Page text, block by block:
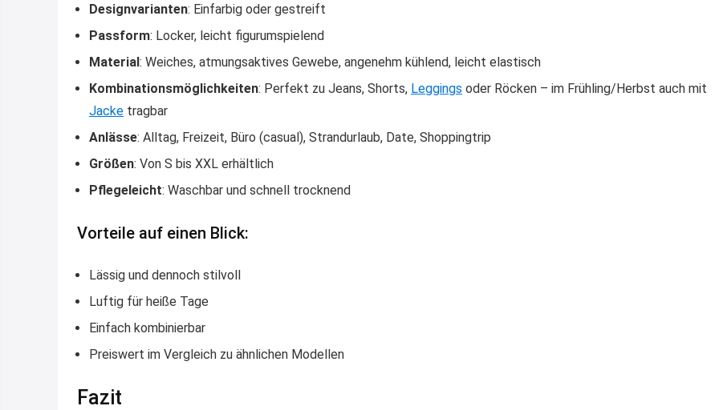
Designvarianten: Einfarbig oder gestreift
Passform: Locker, leicht figurumspielend
Material: Weiches, atmungsaktives Gewebe, angenehm kühlend, leicht elastisch
Kombinationsmöglichkeiten: Perfekt zu Jeans, Shorts, Leggings oder Röcken – im Frühling/Herbst auch mit
Jacke tragbar
Anlässe: Alltag, Freizeit, Büro (casual), Strandurlaub, Date, Shoppingtrip
Größen: Von S bis XXL erhältlich
Pflegeleicht: Waschbar und schnell trocknend
Vorteile auf einen Blick:
Lässig und dennoch stilvoll
Luftig für heiße Tage
Einfach kombinierbar
Preiswert im Vergleich zu ähnlichen Modellen
Fazit